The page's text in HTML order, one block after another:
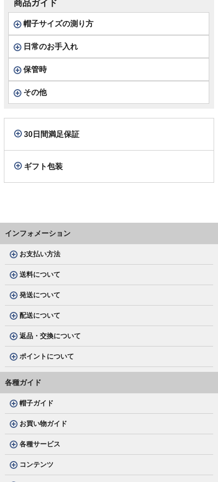
商品ガイド
帽子サイズの測り方
日常のお手入れ
保管時
その他
30日間満足保証
ギフト包装
インフォメーション
お支払い方法
送料について
発送について
配送について
返品・交換について
ポイントについて
各種ガイド
帽子ガイド
お買い物ガイド
各種サービス
コンテンツ